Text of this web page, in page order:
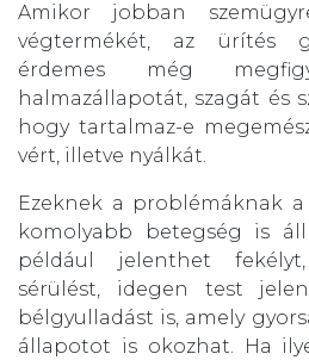
Amikor jobban
végtermékét, az ürítés
érdemes még
halmazállapotát, szagát és
hogy tartalmaz-e
vért, illetve nyálkát.
Ezeknek a problémáknak
komolyabb betegség is
például jelenthet
sérülést, idegen test
bélgyulladást is, amely
állapotot is okozhat. Ha